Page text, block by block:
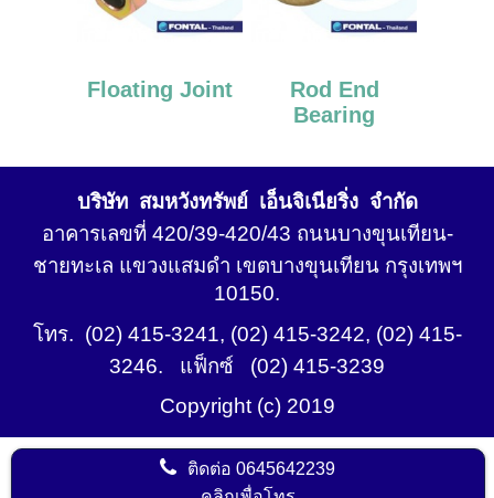
Floating Joint
Rod End
Bearing
บริษัท สมหวังทรัพย์ เอ็นจิเนียริ่ง จำกัด
อาคารเลขที่ 420/39-420/43 ถนนบางขุนเทียน-
ชายทะเล แขวงแสมดำ เขตบางขุนเทียน กรุงเทพฯ
10150.
โทร. (02) 415-3241, (02) 415-3242, (02) 415-
3246. แฟ็กซ์ (02) 415-3239
Copyright (c) 2019
ติดต่อ0645642239